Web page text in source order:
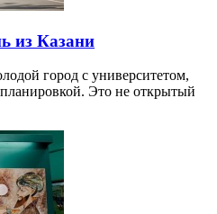
из Казани
город с университетом,
Это не открытый